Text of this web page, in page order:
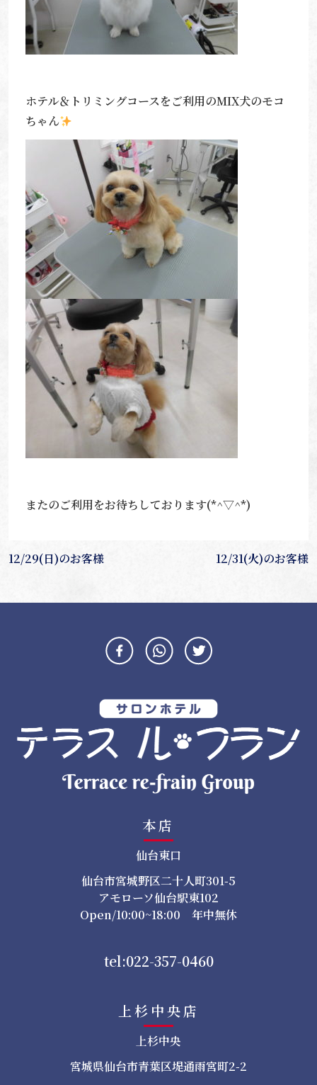
ホテル＆トリミングコースをご利用のMIX犬のモコ
ちゃん
またのご利用をお待ちしております(*^▽^*)
投
ビ
12/29(日)のお客様 12/31(火)のお客様
本店
仙台東口
仙台市宮城野区二十人町301-5
アモローソ仙台駅東102
Open/10:00~18:00 年中無休
tel:022-357-0460
上杉中央店
上杉中央
宮城県仙台市青葉区堤通雨宮町2-2